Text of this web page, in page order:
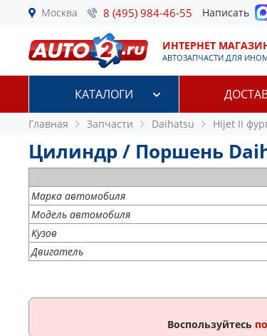
Москва 8 (495) 984-46-55 Написать
ИНТЕРНЕТ
АВТОЗАПЧАСТИ ДЛЯ
КАТАЛОГИ
Главная Запчасти Daihatsu Hijet II
Цилиндр / Поршень
Марка автомобиля
Модель автомобиля
Кузов
Двигатель
Воспользуйтесь